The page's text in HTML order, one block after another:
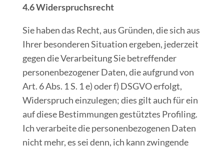
4.6 Widerspruchsrecht
Sie haben das Recht, aus Gründen, die sich aus
Ihrer besonderen Situation ergeben, jederzeit
gegen die Verarbeitung Sie betreffender
personenbezogener Daten, die aufgrund von
Art. 6 Abs. 1 S. 1 e) oder f) DSGVO erfolgt,
Widerspruch einzulegen; dies gilt auch für ein
auf diese Bestimmungen gestütztes Profiling.
Ich verarbeite die personenbezogenen Daten
nicht mehr, es sei denn, ich kann zwingende